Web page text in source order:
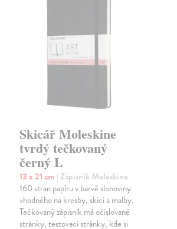
Skicář Moleskine
tvrdý tečkovaný
černý L
13 x 21 cm | Zápisník Moleskine
160 stran papíru v barvě slonoviny
vhodného na kresby, skici a malby.
Tečkovaný zápisník má očíslované
stránky, testovací stránky, kde si